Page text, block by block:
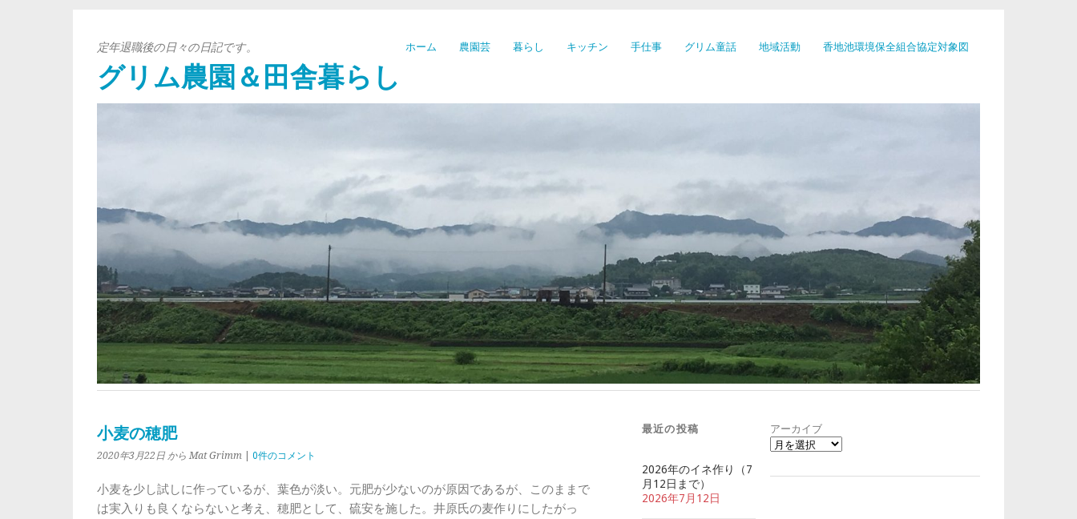
ホーム 農園芸 暮らし キッチン 手仕事 グリム童話 地域活動 香地池環境保全組合協定対象図
グリム農園＆田舎暮らし
定年退職後の日々の日記です。
小麦の穂肥
2020年3月22日 から Mat Grimm 0件のコメント
小麦を少し試しに作っているが、葉色が淡い。元肥が少ないのが原因であるが、このままで
は実入りも良くならないと考え、穂肥として、硫安を施した。井原氏の麦作りにしたがっ
最近の投稿
2026年のイネ作り（7
月12日まで）
2026年7月12日
アーカイブ